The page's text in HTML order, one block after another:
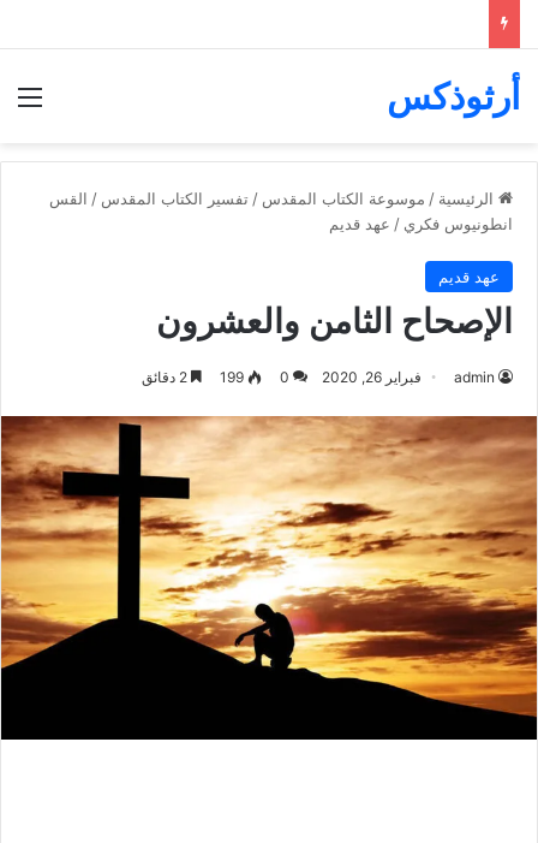
أرثوذكس
الرئيسية / موسوعة الكتاب المقدس / تفسير الكتاب المقدس / القس
انطونيوس فكري / عهد قديم
عهد قديم
الإصحاح الثامن والعشرون
admin فبراير 26, 2020 0
199